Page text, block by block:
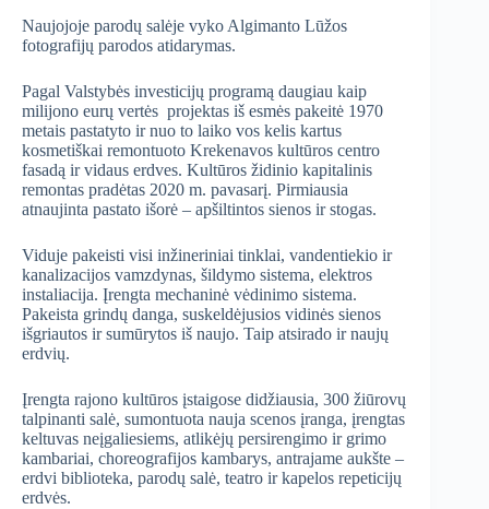
Naujojoje parodų salėje vyko Algimanto Lūžos
fotografijų parodos atidarymas.
Pagal Valstybės investicijų programą daugiau kaip
milijono eurų vertės projektas iš esmės pakeitė 1970
metais pastatyto ir nuo to laiko vos kelis kartus
kosmetiškai remontuoto Krekenavos kultūros centro
fasadą ir vidaus erdves. Kultūros židinio kapitalinis
remontas pradėtas 2020 m. pavasarį. Pirmiausia
atnaujinta pastato išorė – apšiltintos sienos ir stogas.
Viduje pakeisti visi inžineriniai tinklai, vandentiekio ir
kanalizacijos vamzdynas, šildymo sistema, elektros
instaliacija. Įrengta mechaninė vėdinimo sistema.
Pakeista grindų danga, suskeldėjusios vidinės sienos
išgriautos ir sumūrytos iš naujo. Taip atsirado ir naujų
erdvių.
Įrengta rajono kultūros įstaigose didžiausia, 300 žiūrovų
talpinanti salė, sumontuota nauja scenos įranga, įrengtas
keltuvas neįgaliesiems, atlikėjų persirengimo ir grimo
kambariai, choreografijos kambarys, antrajame aukšte –
erdvi biblioteka, parodų salė, teatro ir kapelos repeticijų
erdvės.